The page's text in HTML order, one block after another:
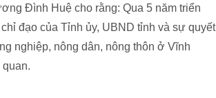
Đình Huệ cho rằng: Qua 5 năm triển
đạo của Tỉnh ủy, UBND tỉnh và sự quyết
nghiệp, nông dân, nông thôn ở Vĩnh